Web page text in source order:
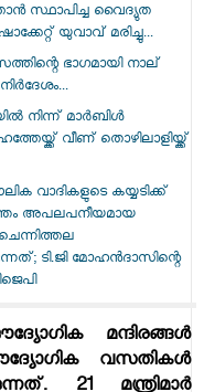
സ്ഥാപിച്ച വൈദ്യുത
യുവാവ് മരിച്ചു...
ഭാഗമായി നാല്
നിന്ന് മാർബിൾ
വീണ് തൊഴിലാളിയ്ക്ക്
വാദികളുടെ കയ്യടിക്ക്
അപലപനീയമായ
ടി.ജി മോഹന്‍ദാസിന്റെ
മന്ദിരങ്ങള്‍
വസതികള്‍